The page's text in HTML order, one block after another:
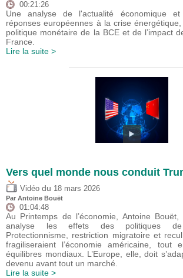
00:21:26
Une analyse de l'actualité économique
réponses européennes à la crise
politique monétaire de la BCE et de l’impact
France.
Lire la suite >
Vers quel monde nous conduit
Vidéo du 18 mars 2026
Par Antoine Bouët
01:04:48
Au Printemps de l’économie, Antoine Bouët,
analyse les effets des politiques de
Protectionnisme, restriction migratoire et
fragiliseraient l’économie américaine, tout
équilibres mondiaux. L’Europe, elle, doit
devenu avant tout un marché.
Lire la suite >